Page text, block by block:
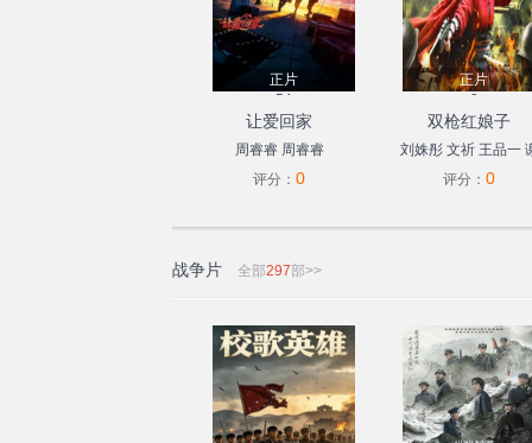
Guerrini Claudio
D'Aloia
正片
54
让爱回家
周睿睿 周睿睿
评分： 0
正片
0
双枪红娘子
刘姝彤 文祈 王品一
王岗岗 陈之辉
评分： 0
战争片 全部297部>>